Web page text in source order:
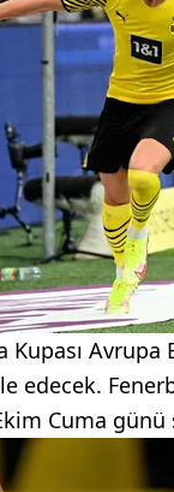
Kupası
edecek.
Cuma